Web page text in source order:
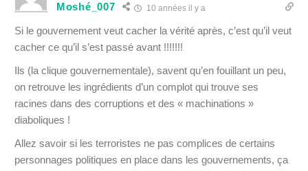
Moshé_007 10 années il y a
Si le gouvernement veut cacher la vérité après, c’est qu’il veut
cacher ce qu’il s’est passé avant !!!!!!!
Ils (la clique gouvernementale), savent qu’en fouillant un peu,
on retrouve les ingrédients d’un complot qui trouve ses
racines dans des corruptions et des « machinations »
diaboliques !
Allez savoir si les terroristes ne pas complices de certains
personnages politiques en place dans les gouvernements, ça